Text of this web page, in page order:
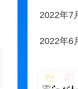
2022年7
2022年6